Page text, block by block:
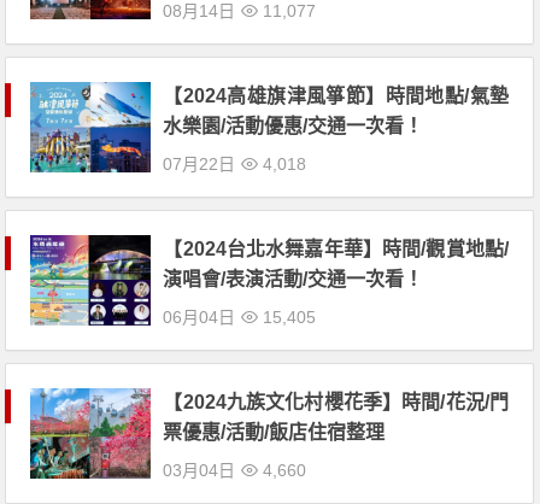
08月14日 11,077
【2024高雄旗津風箏節】時間地點/氣墊
水樂園/活動優惠/交通一次看！
07月22日 4,018
【2024台北水舞嘉年華】時間/觀賞地點/
演唱會/表演活動/交通一次看！
06月04日 15,405
【2024九族文化村櫻花季】時間/花況/門
票優惠/活動/飯店住宿整理
03月04日 4,660